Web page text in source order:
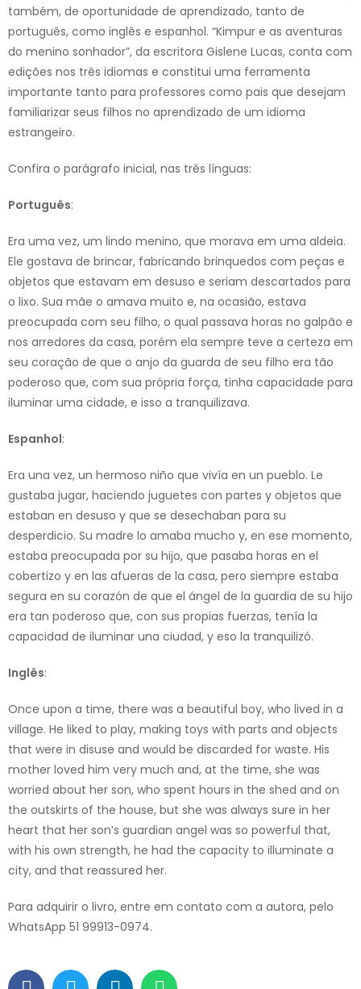
também, de oportunidade de aprendizado, tanto de
português, como inglês e espanhol. “Kimpur e as aventuras
do menino sonhador”, da escritora Gislene Lucas, conta com
edições nos três idiomas e constitui uma ferramenta
importante tanto para professores como pais que desejam
familiarizar seus filhos no aprendizado de um idioma
estrangeiro.
Confira o parágrafo inicial, nas três línguas:
Português:
Era uma vez, um lindo menino, que morava em uma aldeia.
Ele gostava de brincar, fabricando brinquedos com peças e
objetos que estavam em desuso e seriam descartados para
o lixo. Sua mãe o amava muito e, na ocasião, estava
preocupada com seu filho, o qual passava horas no galpão e
nos arredores da casa, porém ela sempre teve a certeza em
seu coração de que o anjo da guarda de seu filho era tão
poderoso que, com sua própria força, tinha capacidade para
iluminar uma cidade, e isso a tranquilizava.
Espanhol:
Era una vez, un hermoso niño que vivía en un pueblo. Le
gustaba jugar, haciendo juguetes con partes y objetos que
estaban en desuso y que se desechaban para su
desperdicio. Su madre lo amaba mucho y, en ese momento,
estaba preocupada por su hijo, que pasaba horas en el
cobertizo y en las afueras de la casa, pero siempre estaba
segura en su corazón de que el ángel de la guardia de su hijo
era tan poderoso que, con sus propias fuerzas, tenía la
capacidad de iluminar una ciudad, y eso la tranquilizó.
Inglês:
Once upon a time, there was a beautiful boy, who lived in a
village. He liked to play, making toys with parts and objects
that were in disuse and would be discarded for waste. His
mother loved him very much and, at the time, she was
worried about her son, who spent hours in the shed and on
the outskirts of the house, but she was always sure in her
heart that her son’s guardian angel was so powerful that,
with his own strength, he had the capacity to illuminate a
city, and that reassured her.
Para adquirir o livro, entre em contato com a autora, pelo
WhatsApp 51 99913-0974.